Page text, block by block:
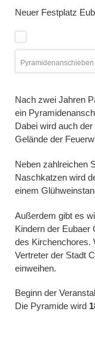
Neuer Festplatz
Nach zwei Jahren
ein
Dabei wird auch
Gelände der
Neben zahlreichen
Naschkatzen wird
einem
Außerdem gibt es
Kindern der Eubaer
des Kirchenchores.
Vertreter der Stadt
einweihen.
Beginn der
Die Pyramide wird